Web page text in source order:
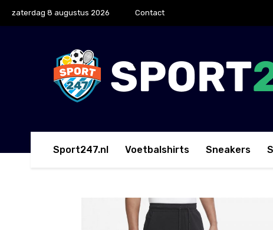
zaterdag 8 augustus 2026 Contact
Sport247.nl Voetbalshirts Sneakers